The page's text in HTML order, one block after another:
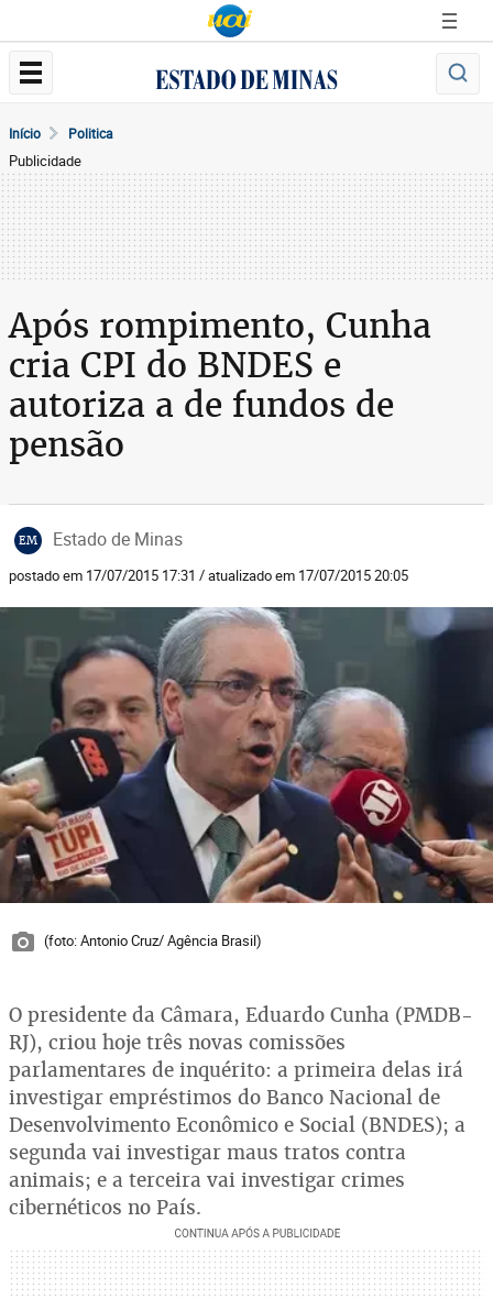
Início Politica
Publicidade
Após rompimento, Cunha
cria CPI do BNDES e
autoriza a de fundos de
pensão
EM Estado de Minas
postado em 17/07/2015 17:31 / atualizado em 17/07/2015 20:05
(foto: Antonio Cruz/ Agência Brasil)
O presidente da Câmara, Eduardo Cunha (PMDB-
RJ), criou hoje três novas comissões
parlamentares de inquérito: a primeira delas irá
investigar empréstimos do Banco Nacional de
Desenvolvimento Econômico e Social (BNDES); a
segunda vai investigar maus tratos contra
animais; e a terceira vai investigar crimes
cibernéticos no País.